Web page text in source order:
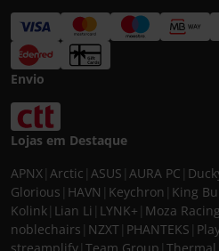
Envio
Lojas em Destaque
APNX Arctic ASUS AURA PC
Glorious HAVN Keychron King
Kolink Lian Li LYNK+ Moza Racing
noblechairs NZXT PHANTEKS